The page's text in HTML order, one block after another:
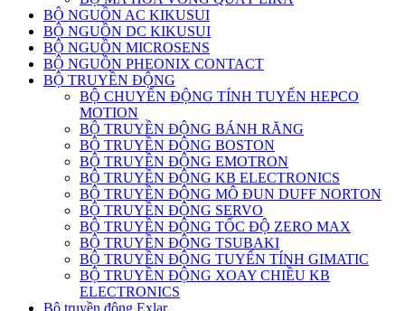
BỘ NGUỒN AC KIKUSUI
BỘ NGUỒN DC KIKUSUI
BỘ NGUỒN MICROSENS
BỘ NGUỒN PHEONIX CONTACT
BỘ TRUYỀN ĐỘNG
BỘ CHUYỂN ĐỘNG TÍNH TUYẾN HEPCO
MOTION
BỘ TRUYỀN ĐỘNG BÁNH RĂNG
BỘ TRUYỀN ĐỘNG BOSTON
BỘ TRUYỀN ĐỘNG EMOTRON
BỘ TRUYỀN ĐỘNG KB ELECTRONICS
BỘ TRUYỀN ĐỘNG MÔ ĐUN DUFF NORTON
BỘ TRUYỀN ĐỘNG SERVO
BỘ TRUYỀN ĐỘNG TỐC ĐỘ ZERO MAX
BỘ TRUYỀN ĐỘNG TSUBAKI
BỘ TRUYỀN ĐỘNG TUYẾN TÍNH GIMATIC
BỘ TRUYỀN ĐỘNG XOAY CHIỀU KB
ELECTRONICS
Bộ truyền động Exlar